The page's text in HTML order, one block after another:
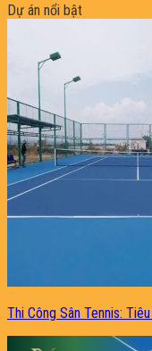
Dự án nổi bật
Thi Công Sân Tennis: